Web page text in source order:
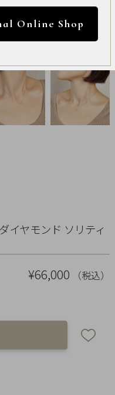
イヤモンド ソリティ
¥66,000 （税込）
Online Shop